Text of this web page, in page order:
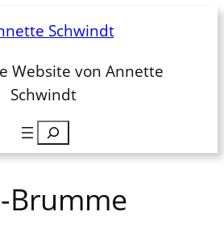
Website von Annette
Schwindt
Suchen
Brumme